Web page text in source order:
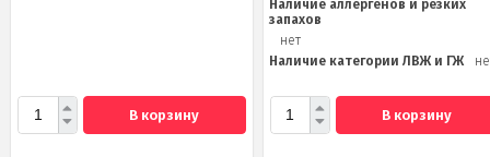
В корзину
Наличие аллергенов и резких
запахов
нет
Наличие категории ЛВЖ и ГЖ
В корзину